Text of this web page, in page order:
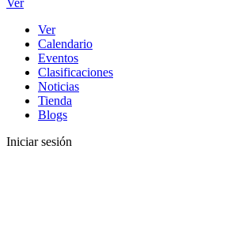
Ver
Ver
Calendario
Eventos
Clasificaciones
Noticias
Tienda
Blogs
Iniciar sesión